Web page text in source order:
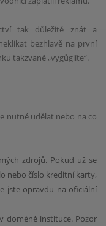
tak důležité znát a
bezhlavě na první
takzvaně „vygůglíte“.
nutné udělat nebo na co
zdrojů. Pokud už se
nebo číslo kreditní karty,
jste opravdu na oficiální
doméně instituce. Pozor